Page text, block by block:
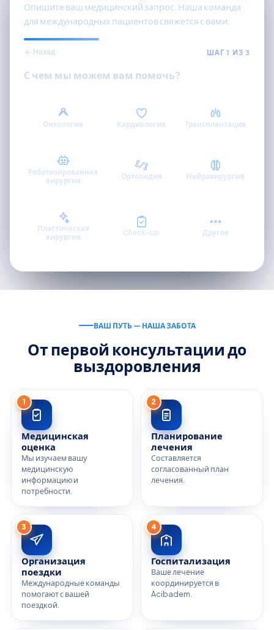
Опишите ваш медицинский запрос. Наша команда
для международных пациентов свяжется с вами.
Назад ШАГ 1 ИЗ 3
С чем мы можем вам помочь?
Онкология Кардиология Трансплантация
Роботизированная
хирургия
Ортопедия Нейрохирургия
Пластическая
хирургия
Check-Up Другое
ВАШ ПУТЬ — НАША ЗАБОТА
От первой консультации до
выздоровления
1
Медицинская
оценка
Мы изучаем вашу
медицинскую
информацию и
потребности.
2
Планирование
лечения
Составляется
согласованный план
лечения.
3
Организация
поездки
Международные команды
помогают с вашей
поездкой.
4
Госпитализация
Ваше лечение
координируется в
Acibadem.